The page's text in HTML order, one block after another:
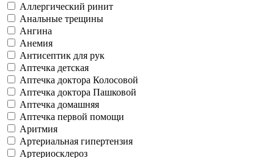
Аллергический ринит
Анальные трещины
Ангина
Анемия
Антисептик для рук
Аптечка детская
Аптечка доктора Колосовой
Аптечка доктора Пашковой
Аптечка домашняя
Аптечка первой помощи
Аритмия
Артериальная гипертензия
Артериосклероз